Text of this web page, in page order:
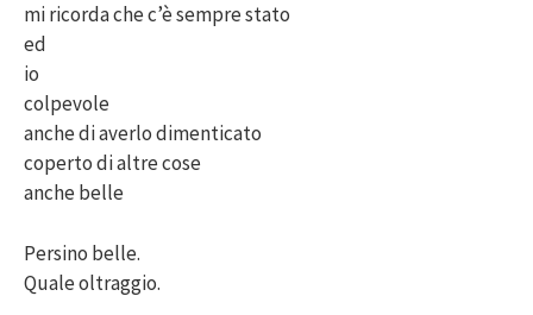
mi ricorda che c’è sempre stato
ed
io
colpevole
anche di averlo dimenticato
coperto di altre cose
anche belle
Persino belle.
Quale oltraggio.